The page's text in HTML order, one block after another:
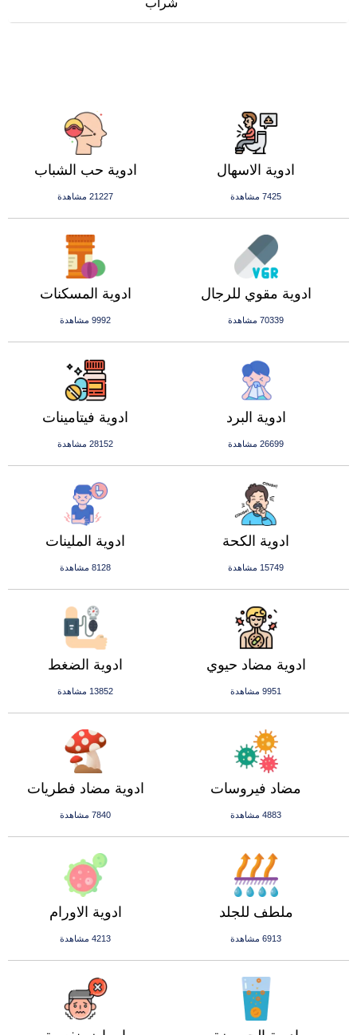
شراب
ادوية حب الشباب
21227 مشاهدة
ادوية الاسهال
7425 مشاهدة
ادوية المسكنات
9992 مشاهدة
ادوية مقوي للرجال
70339 مشاهدة
ادوية فيتامينات
28152 مشاهدة
ادوية البرد
26699 مشاهدة
ادوية الملينات
8128 مشاهدة
ادوية الكحة
15749 مشاهدة
ادوية الضغط
13852 مشاهدة
ادوية مضاد حيوي
9951 مشاهدة
ادوية مضاد فطريات
7840 مشاهدة
مضاد فيروسات
4883 مشاهدة
ادوية الاورام
4213 مشاهدة
ملطف للجلد
6913 مشاهدة